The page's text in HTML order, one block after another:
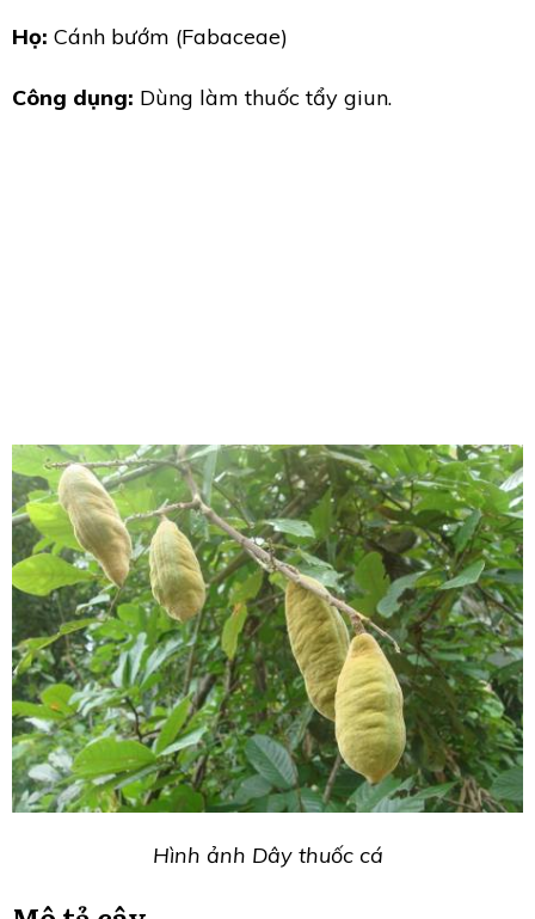
Họ: Cánh bướm (Fabaceae)
Công dụng: Dùng làm thuốc tẩy giun.
Hình ảnh Dây thuốc cá